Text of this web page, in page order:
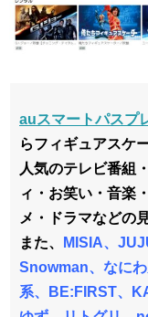
auスマートパスプ
らフィギュアスケ
人気のテレビ番組
ィ・お笑い・音楽
メ・ドラマなどの
また、
MISIA、
Snowman、なに
系、BE:FIRST、